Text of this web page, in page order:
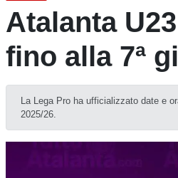
Atalanta
fino alla 7ª
La Lega Pro ha ufficializzato date e
2025/26.